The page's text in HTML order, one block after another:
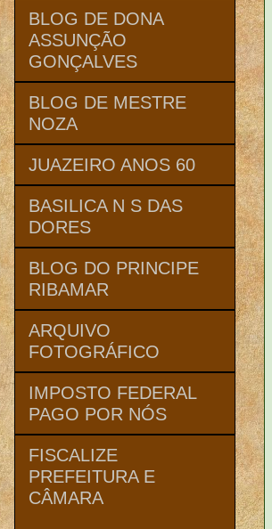
BLOG DE DONA
ASSUNÇÃO
GONÇALVES
BLOG DE MESTRE
NOZA
JUAZEIRO ANOS 60
BASILICA N S DAS
DORES
BLOG DO PRINCIPE
RIBAMAR
ARQUIVO
FOTOGRÁFICO
IMPOSTO FEDERAL
PAGO POR NÓS
FISCALIZE
PREFEITURA E
CÂMARA